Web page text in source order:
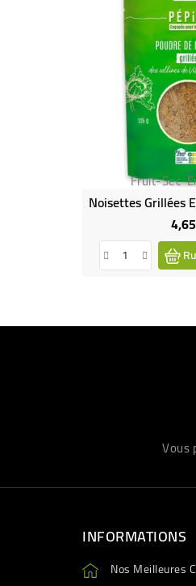
Fruit-Sec-
Vous
INFORMATIONS
Nos Meilleures